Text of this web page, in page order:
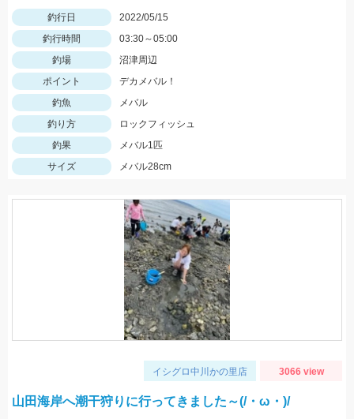
釣行日
2022/05/15
釣行時間
03:30～05:00
釣場
沼津周辺
ポイント
デカメバル！
釣魚
メバル
釣り方
ロックフィッシュ
釣果
メバル1匹
サイズ
メバル28cm
イシグロ中川かの里店 3066 view
山田海岸へ潮干狩りに行ってきました～(/・ω・)/